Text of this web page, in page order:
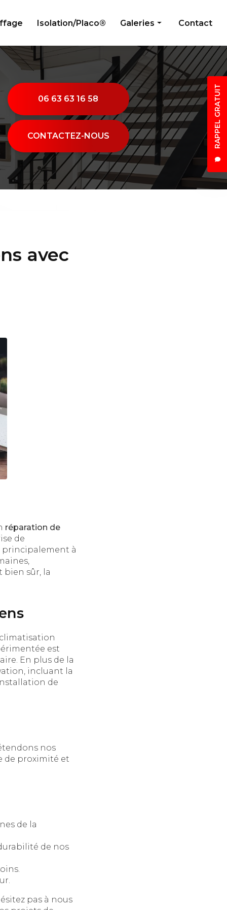
RAPPEL GRATUIT
Isolation/Placo® Galeries
Peinture
Électricité générale
Menuiserie
Plombier
Climatisation/Chauffage
Isolation/Placo®
Contact
06 63 63 16 58
CONTACTEZ-NOUS
avec
réparation de
de
principalement à
bien sûr, la
est
En plus de la
incluant la
de
nos
de proximité et
de la
de nos
pas à nous